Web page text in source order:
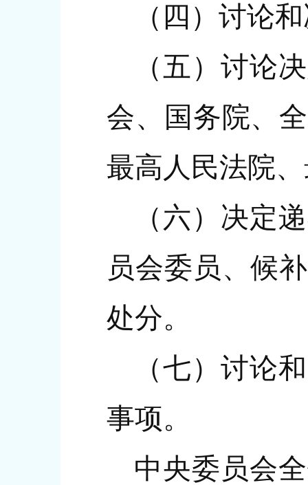
（四）讨论
（五）讨论
会、国务院、
最高人民法院
（六）决定
员会委员、候
处分。
（七）讨论
事项。
中央委员会